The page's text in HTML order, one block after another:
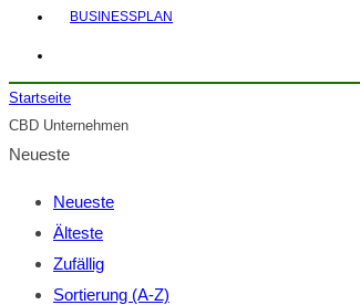
BUSINESSPLAN
Startseite
CBD Unternehmen
Neueste
Neueste
Älteste
Zufällig
Sortierung (A-Z)